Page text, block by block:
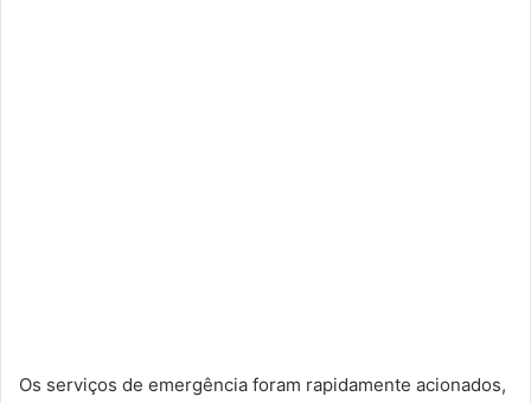
Os serviços de emergência foram rapidamente acionados,